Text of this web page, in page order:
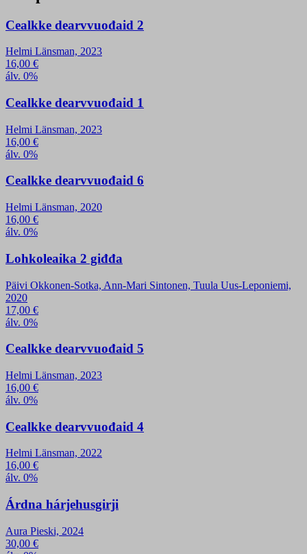
Cealkke dearvvuođaid 2
Helmi Länsman, 2023
16,00 €
álv. 0%
Cealkke dearvvuođaid 1
Helmi Länsman, 2023
16,00 €
álv. 0%
Cealkke dearvvuođaid 6
Helmi Länsman, 2020
16,00 €
álv. 0%
Lohkoleaika 2 giđđa
Päivi Okkonen-Sotka, Ann-Mari Sintonen, Tuula Uus-Leponiemi,
2020
17,00 €
álv. 0%
Cealkke dearvvuođaid 5
Helmi Länsman, 2023
16,00 €
álv. 0%
Cealkke dearvvuođaid 4
Helmi Länsman, 2022
16,00 €
álv. 0%
Árdna hárjehusgirji
Aura Pieski, 2024
30,00 €